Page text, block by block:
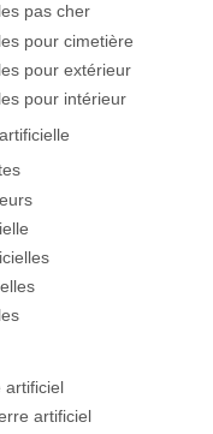
pas cher
pour cimetière
pour extérieur
pour intérieur
artificiel
artificiel